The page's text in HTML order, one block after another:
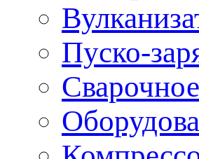
Пуско-